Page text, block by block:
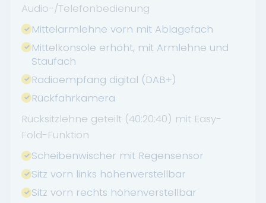
Audio-/Telefonbedienung
Mittelarmlehne vorn mit Ablagefach
Mittelkonsole erhöht, mit Armlehne und
Staufach
Radioempfang digital (DAB+)
Rückfahrkamera
Rücksitzlehne geteilt (40:20:40) mit Easy-
Fold-Funktion
Scheibenwischer mit Regensensor
Sitz vorn links höhenverstellbar
Sitz vorn rechts höhenverstellbar